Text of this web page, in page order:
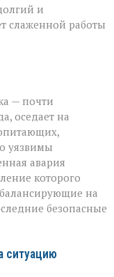
и
слаженной работы
— почти
оседает на
уязвимы
авария
которого
на
безопасные
ситуацию